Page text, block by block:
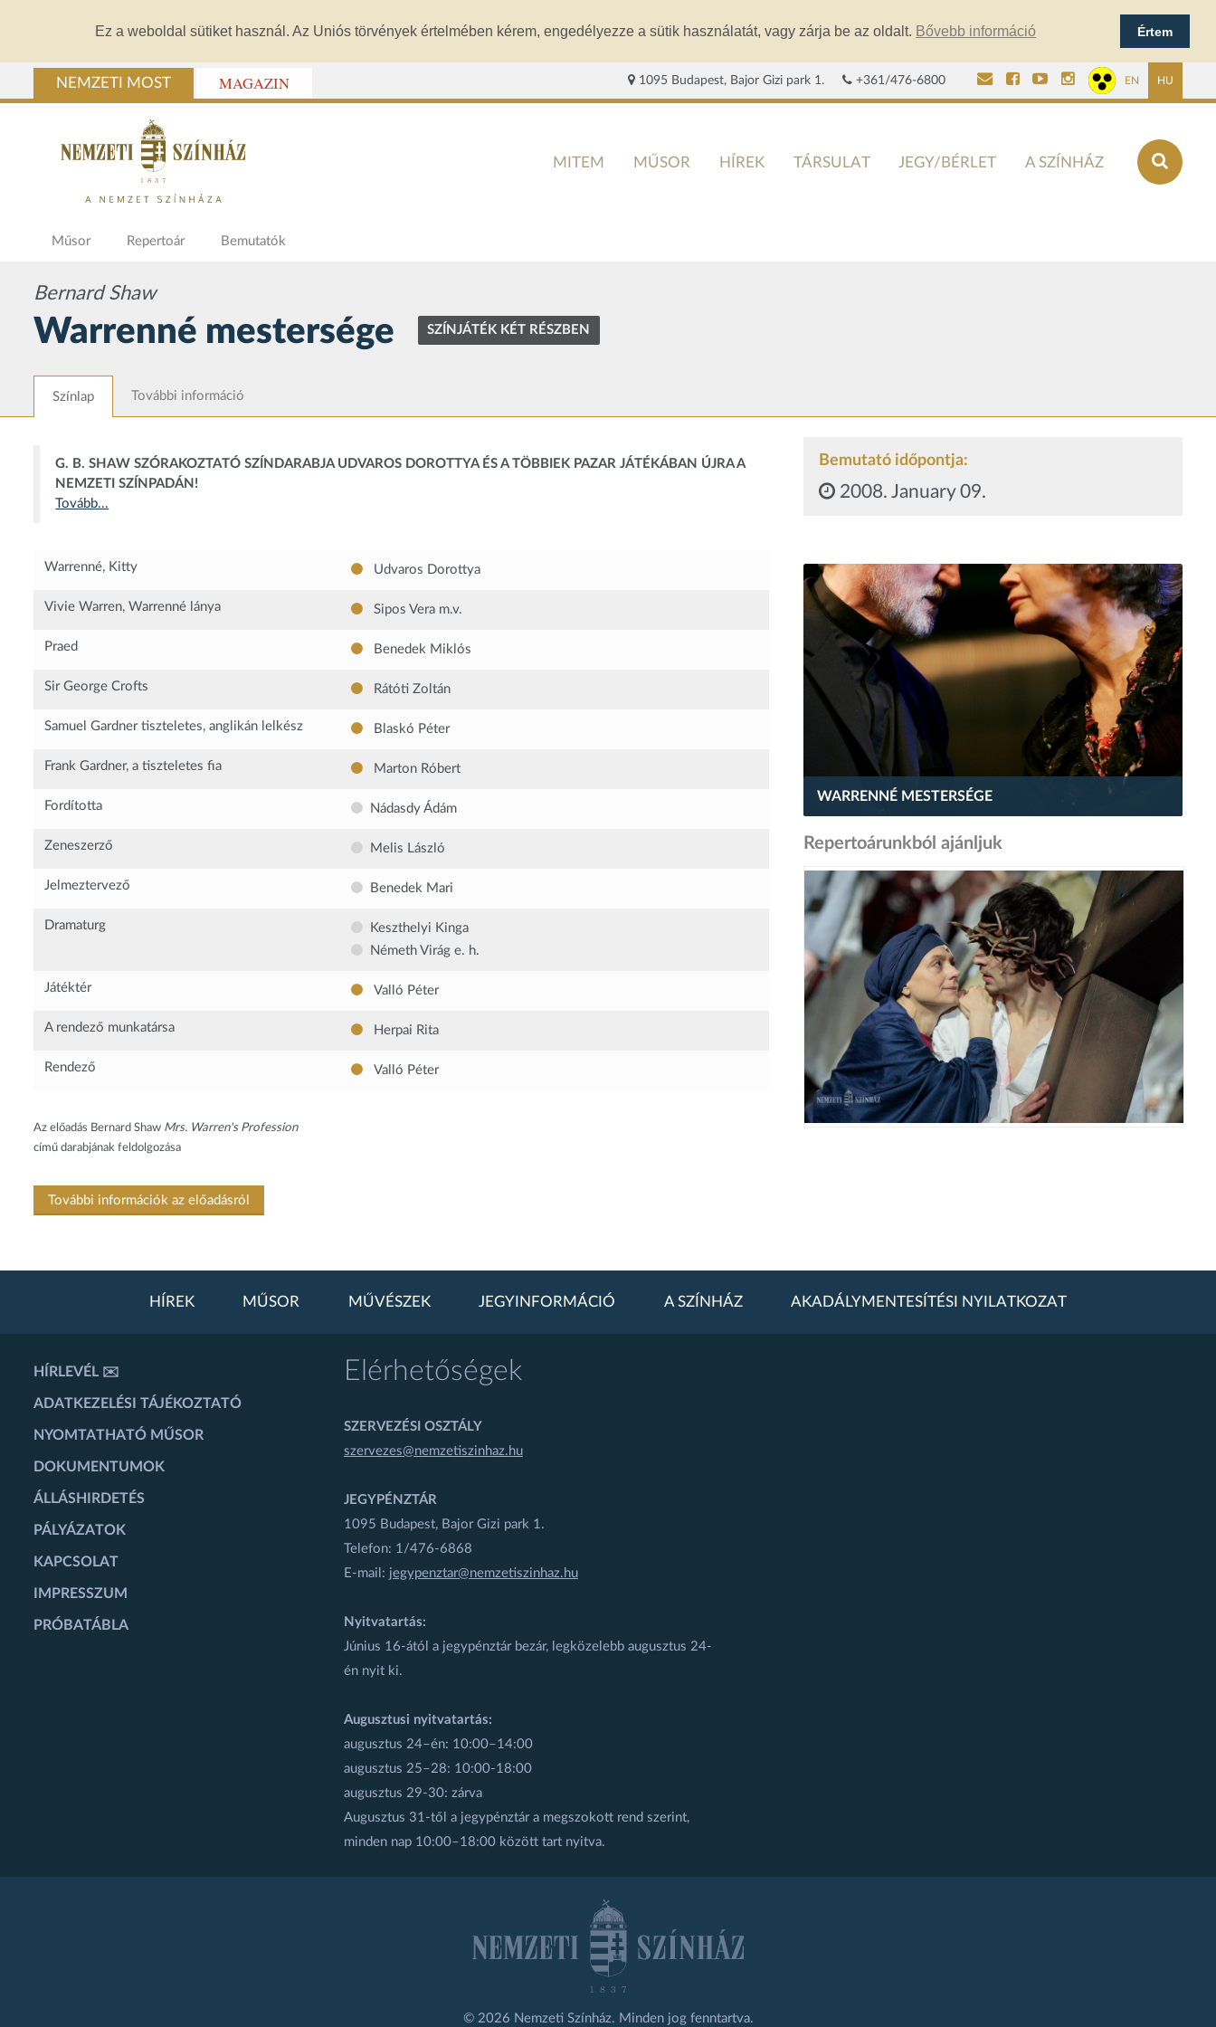
Ez a weboldal sütiket használ. Az Uniós törvények értelmében kérem, engedélyezze a sütik használatát, vagy zárja be az oldalt. Bővebb információ Értem
NEMZETI MOST MAGAZIN 1095 Budapest, Bajor Gizi park 1. +361/476-6800 EN HU
MITEM MŰSOR HÍREK TÁRSULAT JEGY/BÉRLET A SZÍNHÁZ
Műsor Repertoár Bemutatók
Bernard Shaw
Warrenné mestersége SZÍNJÁTÉK KÉT RÉSZBEN
Színlap További információ
G. B. SHAW SZÓRAKOZTATÓ SZÍNDARABJA UDVAROS DOROTTYA ÉS A TÖBBIEK PAZAR JÁTÉKÁBAN ÚJRA A
NEMZETI SZÍNPADÁN!
Tovább...
Warrenné, Kitty Udvaros Dorottya
Vivie Warren, Warrenné lánya Sipos Vera m.v.
Praed Benedek Miklós
Sir George Crofts Rátóti Zoltán
Samuel Gardner tiszteletes, anglikán lelkész Blaskó Péter
Frank Gardner, a tiszteletes fia Marton Róbert
Fordította Nádasdy Ádám
Zeneszerző Melis László
Jelmeztervező Benedek Mari
Dramaturg
Keszthelyi Kinga
Németh Virág e. h.
Játéktér Valló Péter
A rendező munkatársa Herpai Rita
Rendező Valló Péter
Az előadás Bernard Shaw Mrs. Warren's Profession
című darabjának feldolgozása
További információk az előadásról
Bemutató időpontja:
2008. January 09.
WARRENNÉ MESTERSÉGE
Repertoárunkból ajánljuk
HÍREK MŰSOR MŰVÉSZEK JEGYINFORMÁCIÓ A SZÍNHÁZ AKADÁLYMENTESÍTÉSI NYILATKOZAT
HÍRLEVÉL ✉️
ADATKEZELÉSI TÁJÉKOZTATÓ
NYOMTATHATÓ MŰSOR
DOKUMENTUMOK
ÁLLÁSHIRDETÉS
PÁLYÁZATOK
KAPCSOLAT
IMPRESSZUM
PRÓBATÁBLA
Elérhetőségek
SZERVEZÉSI OSZTÁLY
szervezes@nemzetiszinhaz.hu
JEGYPÉNZTÁR
1095 Budapest, Bajor Gizi park 1.
Telefon: 1/476-6868
E-mail: jegypenztar@nemzetiszinhaz.hu
Nyitvatartás:
Június 16-ától a jegypénztár bezár, legközelebb augusztus 24-
én nyit ki.
Augusztusi nyitvatartás:
augusztus 24–én: 10:00–14:00
augusztus 25–28: 10:00-18:00
augusztus 29-30: zárva
Augusztus 31-től a jegypénztár a megszokott rend szerint,
minden nap 10:00–18:00 között tart nyitva.
© 2026 Nemzeti Színház. Minden jog fenntartva.